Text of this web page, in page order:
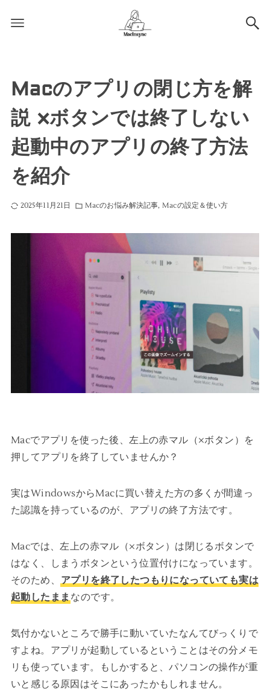
Macのアプリの閉じ方を解
説 ×ボタンでは終了しない
起動中のアプリの終了方法
を紹介
2025年11月21日 Macのお悩み解決記事 Macの設定＆使い方
Macでアプリを使った後、左上の赤マル（×ボタン）を
押してアプリを終了していませんか？
実はWindowsからMacに買い替えた方の多くが間違っ
た認識を持っているのが、アプリの終了方法です。
Macでは、左上の赤マル（×ボタン）は閉じるボタンで
はなく、しまうボタンという位置付けになっています。
そのため、 アプリを終了したつもりになっていても実は
起動したままなのです。
気付かないところで勝手に動いていたなんてびっくりで
すよね。アプリが起動しているということはその分メモ
リも使っています。もしかすると、パソコンの操作が重
いと感じる原因はそこにあったかもしれません。